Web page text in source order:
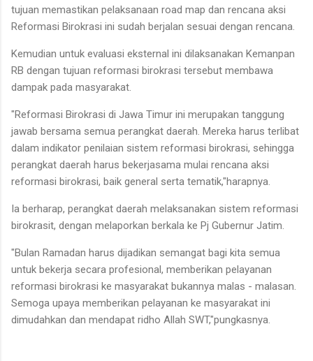
tujuan memastikan pelaksanaan road map dan rencana aksi
Reformasi Birokrasi ini sudah berjalan sesuai dengan rencana.
Kemudian untuk evaluasi eksternal ini dilaksanakan Kemanpan
RB dengan tujuan reformasi birokrasi tersebut membawa
dampak pada masyarakat.
"Reformasi Birokrasi di Jawa Timur ini merupakan tanggung
jawab bersama semua perangkat daerah. Mereka harus terlibat
dalam indikator penilaian sistem reformasi birokrasi, sehingga
perangkat daerah harus bekerjasama mulai rencana aksi
reformasi birokrasi, baik general serta tematik,"harapnya.
Ia berharap, perangkat daerah melaksanakan sistem reformasi
birokrasit, dengan melaporkan berkala ke Pj Gubernur Jatim.
"Bulan Ramadan harus dijadikan semangat bagi kita semua
untuk bekerja secara profesional, memberikan pelayanan
reformasi birokrasi ke masyarakat bukannya malas - malasan.
Semoga upaya memberikan pelayanan ke masyarakat ini
dimudahkan dan mendapat ridho Allah SWT,"pungkasnya.